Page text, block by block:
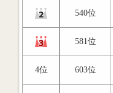
540位
581位
4位 603位